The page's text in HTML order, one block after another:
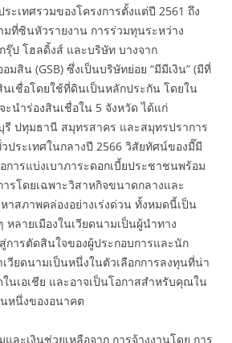
ะเทศรวมของโครงการตั้งแต่ปี 2561 ถึง
ที่ซินหัวรายงาน การร่วมทุนระหว่าง
ป โฮลดิ้งส์ และบริษัท บางจาก
มสิน (GSB) ซึ่งเป็นบริษัทย่อย “มีมีเงิน” (มีที่
นเชื่อโดยใช้ที่ดินเป็นหลักประกัน โดยใน
ะนำร่องสินเชื่อใน 5 จังหวัด ได้แก่
รี ปทุมธานี สมุทรสาคร และสมุทรปราการ
ประเทศในกลางปี ​​2566 วิสัยทัศน์ของมี๊มี
การแบ่งเบาภาระดอกเบี้ยประชาชนพร้อม
รโดยเฉพาะวิสาหกิจขนาดกลางและ
าสภาพคล่องอย่างเร่งด่วน ทั้งหมดนี้เป็น
หลายเมืองในเวียดนามเป็นผู้นำทาง
การตัดสินใจของผู้ประกอบการและนัก
วียดนามเป็นหนึ่งในตัวเลือกการลงทุนที่น่า
นเอเชีย และอาจเป็นโอกาสสำหรับคุณใน
หนึ่งของอนาคต
ละเงินช่วยเหลือจาก การจ้างงานโดย การ